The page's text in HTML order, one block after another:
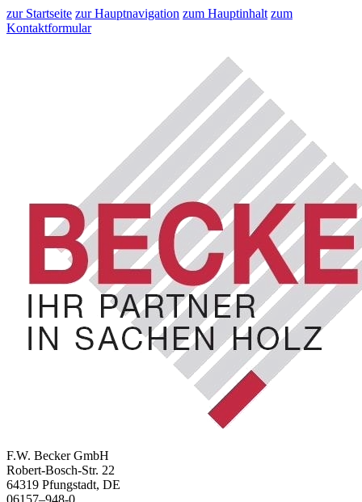
zur Startseite zur Hauptnavigation zum Hauptinhalt zum
Kontaktformular
F.W. Becker GmbH
Robert-Bosch-Str. 22
64319 Pfungstadt, DE
06157–948-0